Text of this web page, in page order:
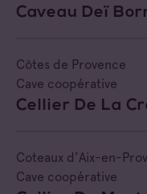
Caveau Deï
Côtes de Provence
Cave coopérative
Cellier De La
Coteaux d'Aix-en-
Cave coopérative